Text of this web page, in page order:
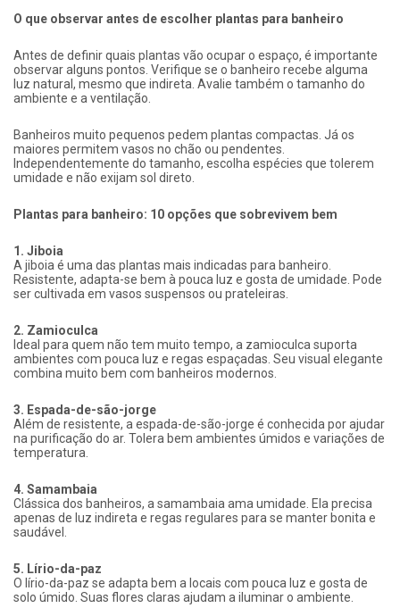
O que observar antes de escolher plantas para banheiro
Antes de definir quais plantas vão ocupar o espaço, é importante
observar alguns pontos. Verifique se o banheiro recebe alguma
luz natural, mesmo que indireta. Avalie também o tamanho do
ambiente e a ventilação.
Banheiros muito pequenos pedem plantas compactas. Já os
maiores permitem vasos no chão ou pendentes.
Independentemente do tamanho, escolha espécies que tolerem
umidade e não exijam sol direto.
Plantas para banheiro: 10 opções que sobrevivem bem
1. Jiboia
A jiboia é uma das plantas mais indicadas para banheiro.
Resistente, adapta-se bem à pouca luz e gosta de umidade. Pode
ser cultivada em vasos suspensos ou prateleiras.
2. Zamioculca
Ideal para quem não tem muito tempo, a zamioculca suporta
ambientes com pouca luz e regas espaçadas. Seu visual elegante
combina muito bem com banheiros modernos.
3. Espada-de-são-jorge
Além de resistente, a espada-de-são-jorge é conhecida por ajudar
na purificação do ar. Tolera bem ambientes úmidos e variações de
temperatura.
4. Samambaia
Clássica dos banheiros, a samambaia ama umidade. Ela precisa
apenas de luz indireta e regas regulares para se manter bonita e
saudável.
5. Lírio-da-paz
O lírio-da-paz se adapta bem a locais com pouca luz e gosta de
solo úmido. Suas flores claras ajudam a iluminar o ambiente.